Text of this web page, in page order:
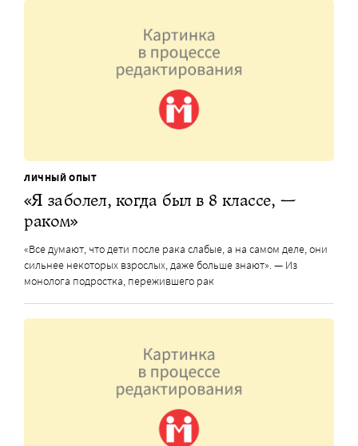
ЛИЧНЫЙ ОПЫТ
«Я заболел, когда был в 8 классе, —
раком»
«Все думают, что дети после рака слабые, а на самом деле, они
сильнее некоторых взрослых, даже больше знают». — Из
монолога подростка, пережившего рак